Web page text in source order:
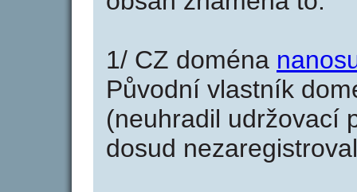
1/ CZ doména
Původní vlastník
(neuhradil udržovací
dosud